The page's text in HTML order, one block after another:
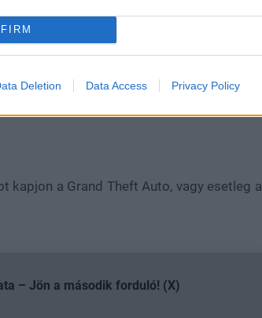
Deletion Data Access Privacy Policy
kapjon a Grand Theft Auto, vagy esetleg a
– Jön a második forduló! (X)